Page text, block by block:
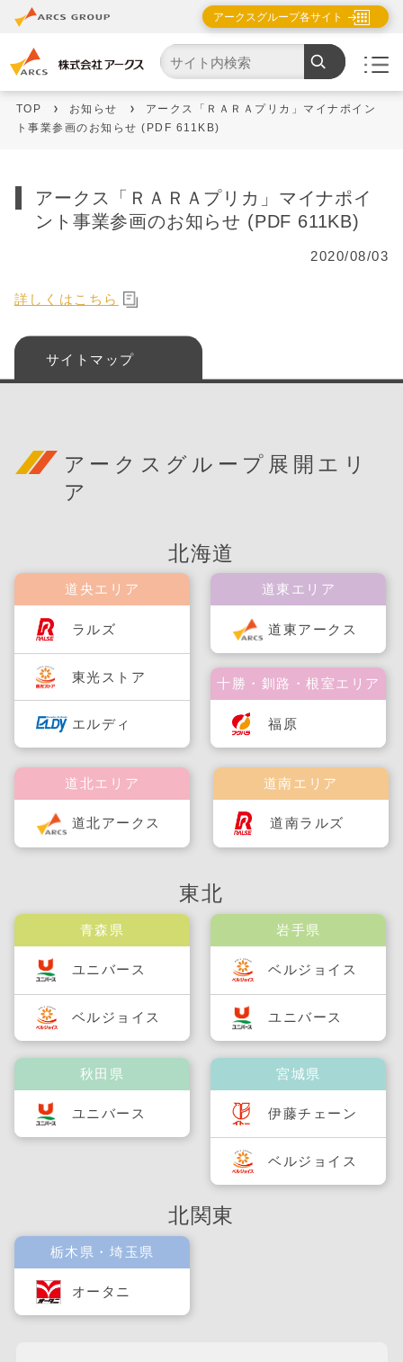
アークスグループ各サイト
TOP お知らせ
アークス「ＲＡＲＡプリカ」マイナポイン
ト事業参画のお知らせ (PDF 611KB)
アークス「ＲＡＲＡプリカ」マイナポイ
ント事業参画のお知らせ (PDF 611KB)
2020/08/03
詳しくはこちら
サイトマップ
アークスグループ展開エリ
ア
北海道
道央エリア
ラルズ
東光ストア
エルディ
道南エリア
道南ラルズ
道北エリア
道北アークス
道東エリア
道東アークス
十勝・釧路・根室エリア
福原
東北
青森県
ユニバース
ベルジョイス
秋田県
ユニバース
岩手県
ベルジョイス
ユニバース
宮城県
伊藤チェーン
ベルジョイス
北関東
栃木県・埼玉県
オータニ